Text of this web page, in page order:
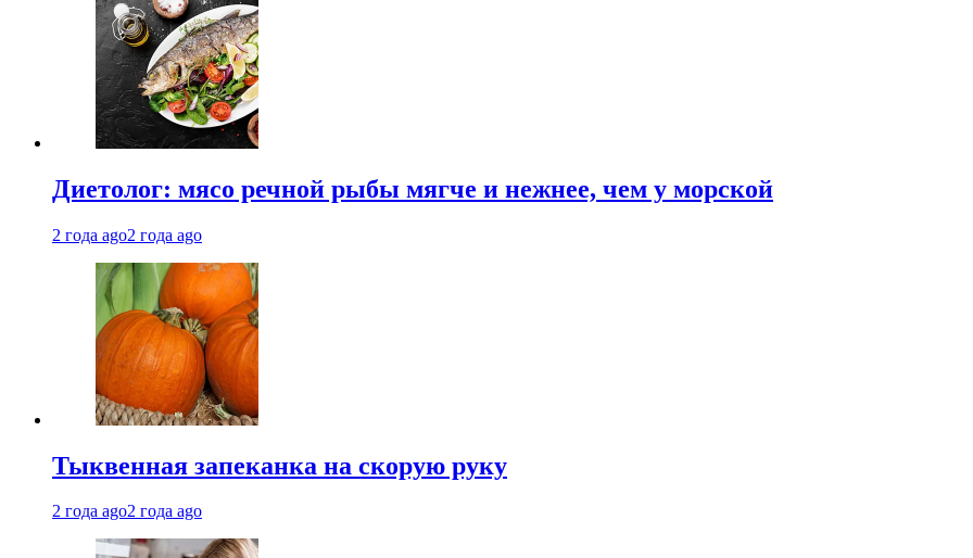
Диетолог: мясо речной рыбы мягче и нежнее, чем у морской
2 года ago2 года ago
Тыквенная запеканка на скорую руку
2 года ago2 года ago